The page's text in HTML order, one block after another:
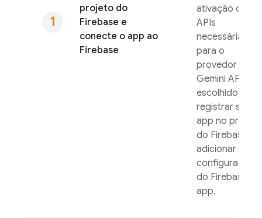
projeto do
Firebase e
conecte o app ao
Firebase
ativação das
APIs
necessárias
para o
provedor
Gemini API
escolhido),
registrar seu
app no projeto
do Firebase e
adicionar a
configuração
do Firebase ao
app.